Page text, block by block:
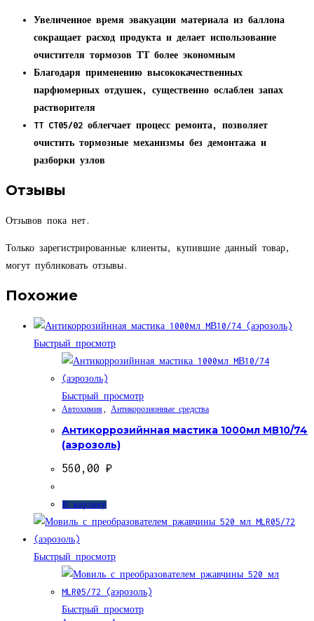
Увеличенное время эвакуации материала из баллона
сокращает расход продукта и делает использование
очистителя тормозов ТТ более экономным
Благодаря применению высококачественных
парфюмерных отдушек, существенно ослаблен запах
растворителя
TT CT05/02 облегчает процесс ремонта, позволяет
очистить тормозные механизмы без демонтажа и
разборки узлов
Отзывы
Отзывов пока нет.
Только зарегистрированные клиенты, купившие данный товар,
могут публиковать отзывы.
Похожие
Быстрый просмотр
Быстрый просмотр
Автохимия Антикорозионные средства
Антикоррозийнная мастика 1000мл MВ10/74
(аэрозоль)
560,00 ₽
В корзину
Быстрый просмотр
Быстрый просмотр